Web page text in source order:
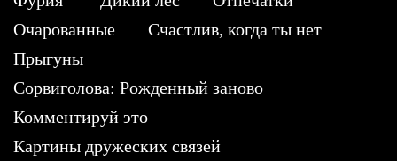
Очарованные
Счастлив, когда ты нет
Прыгуны
Сорвиголова: Рожденный заново
Комментируй это
Картины дружеских связей